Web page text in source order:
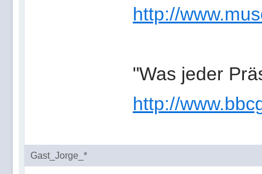
http://
"Was jeder
http://
Gast_Jorge_*